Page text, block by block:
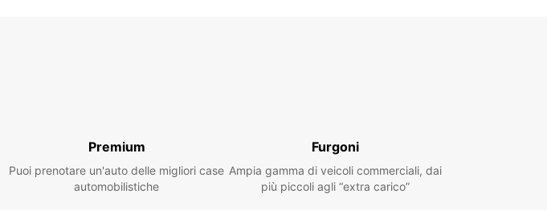
opta per la compatta Volkswagen Up. Per viaggi più
lunghi o gruppi numerosi, modelli come la Ford Galaxy o
la Peugeot 3008 sono molto apprezzati.
Premium
Puoi prenotare un'auto delle migliori case
automobilistiche
Furgoni
Ampia gamma di veicoli commerciali, dai
più piccoli agli “extra carico”